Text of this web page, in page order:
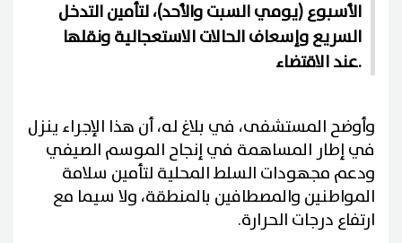
الأسبوع (يومي السبت والأحد)، لتأمين التدخل
السريع وإسعاف الحالات الاستعجالية ونقلها
عند الاقتضاء.
وأوضح المستشفى، في بلاغ له، أن هذا الإجراء ينزل
في إطار المساهمة في إنجاح الموسم الصيفي
ودعم مجهودات السلط المحلية لتأمين سلامة
المواطنين والمصطافين بالمنطقة، ولا سيما مع
ارتفاع درجات الحرارة.